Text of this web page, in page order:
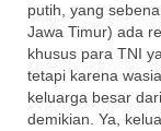
putih, yang
Jawa Timur) ada
khusus para TNI
tetapi karena
keluarga besar
demikian. Ya,